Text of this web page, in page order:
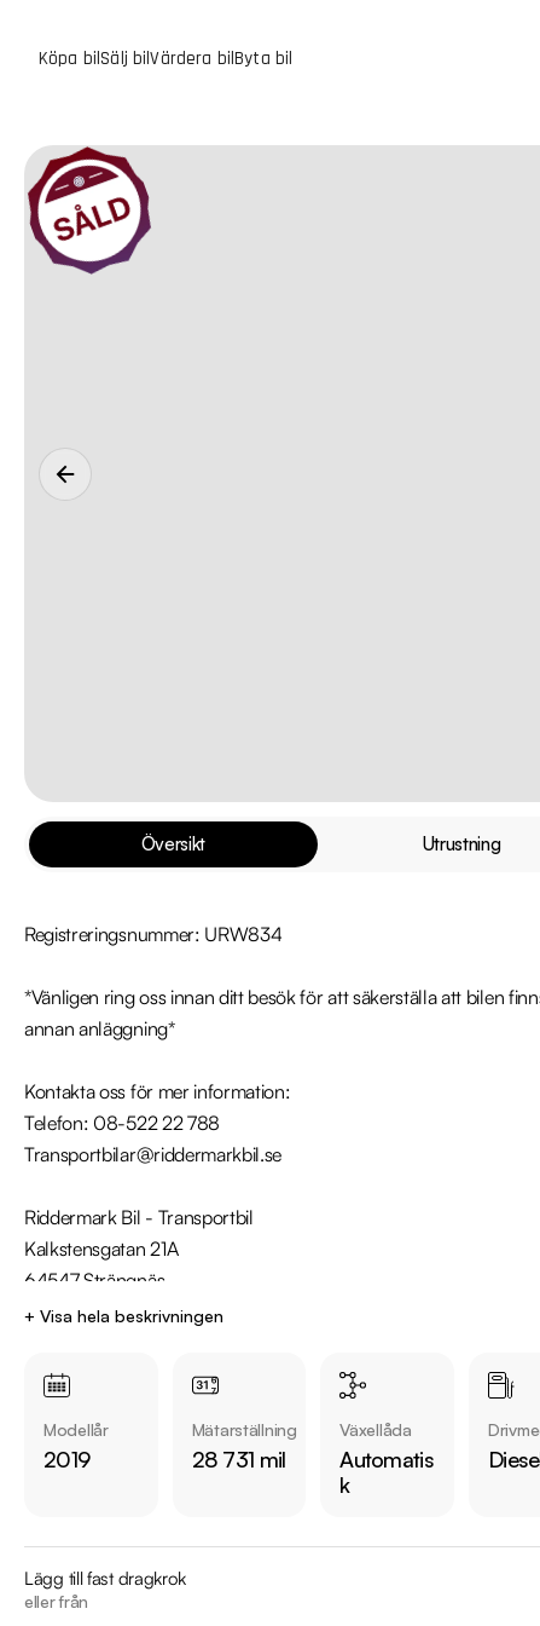
Köpa bilSälj bilVärdera bilByta bil
Översikt Utrustning
Registreringsnummer: URW834
*Vänligen ring oss innan ditt besök för att säkerställa att bilen
annan anläggning*
Kontakta oss för mer information:
Telefon: 08-522 22 788
Transportbilar@riddermarkbil.se
Riddermark Bil - Transportbil
Kalkstensgatan 21A
64547 Strängnäs
- Din pålitliga partner dagligen.
- Driv säkerhet varje mil.
- Flexibel, effektiv, pålitlig.
  - Sidodörr
+ Visa hela beskrivningen
Modellår
2019
Mätarställning
28 731 mil
Växellåda
Automatis
k
Lägg till fast dragkrok
eller från